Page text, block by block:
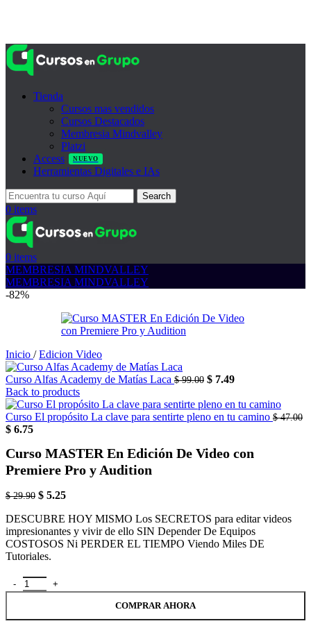
Tienda
Cursos mas vendidos
Cursos Destacados
Membresia Mindvalley
Platzi
Access
NUEVO
Herramientas Digitales e IAs
Search
0 items
0 items
MEMBRESIA MINDVALLEY
MEMBRESIA MINDVALLEY
-82%
Inicio / Edicion Video
Curso Alfas Academy de Matías Laca $99.00 $ 7.49
Back to products
Curso El propósito La clave para sentirte pleno en tu camino $47.00
$ 6.75
Curso MASTER En Edición De Video con
Premiere Pro y Audition
$29.90 $ 5.25
DESCUBRE HOY MISMO Los SECRETOS para editar videos
impresionantes y vivir de ello SIN Depender De Equipos
COSTOSOS Ni PERDER EL TIEMPO Viendo Miles DE
Tutoriales.
COMPRAR AHORA